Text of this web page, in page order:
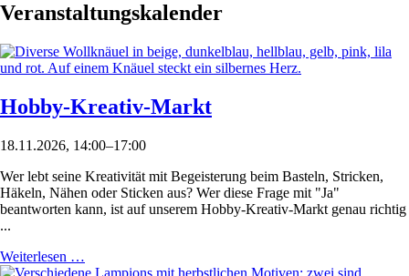
Veranstaltungskalender
Hobby-Kreativ-Markt
18.11.2026, 14:00–17:00
Wer lebt seine Kreativität mit Begeisterung beim Basteln, Stricken,
Häkeln, Nähen oder Sticken aus? Wer diese Frage mit "Ja"
beantworten kann, ist auf unserem Hobby-Kreativ-Markt genau richtig
...
Weiterlesen …